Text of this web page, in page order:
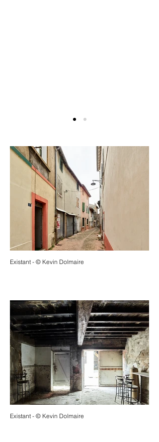
Existant - © Kevin Dolmaire
Existant - © Kevin Dolmaire